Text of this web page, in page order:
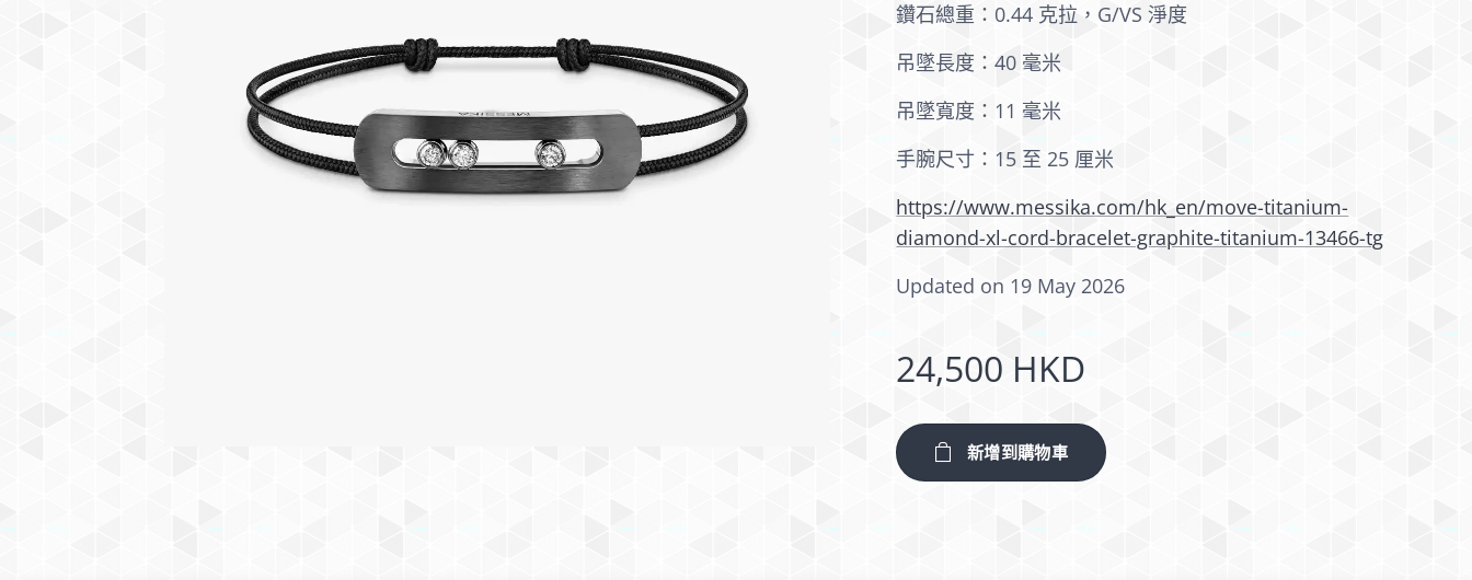
鑽石總重：0.44 克拉，G/VS 淨度
吊墜長度：40 毫米
吊墜寬度：11 毫米
手腕尺寸：15 至 25 厘米
https://www.messika.com/hk_en/move-titanium-
diamond-xl-cord-bracelet-graphite-titanium-13466-tg
Updated on 19 May 2026
24,500 HKD
新增到購物車